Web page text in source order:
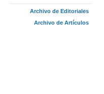
Archivo de Editoriales
Archivo de Artículos